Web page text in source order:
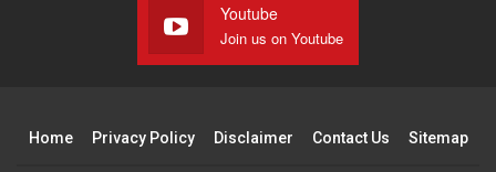
Youtube
Join us on Youtube
Home Privacy Policy Disclaimer Contact Us Sitemap